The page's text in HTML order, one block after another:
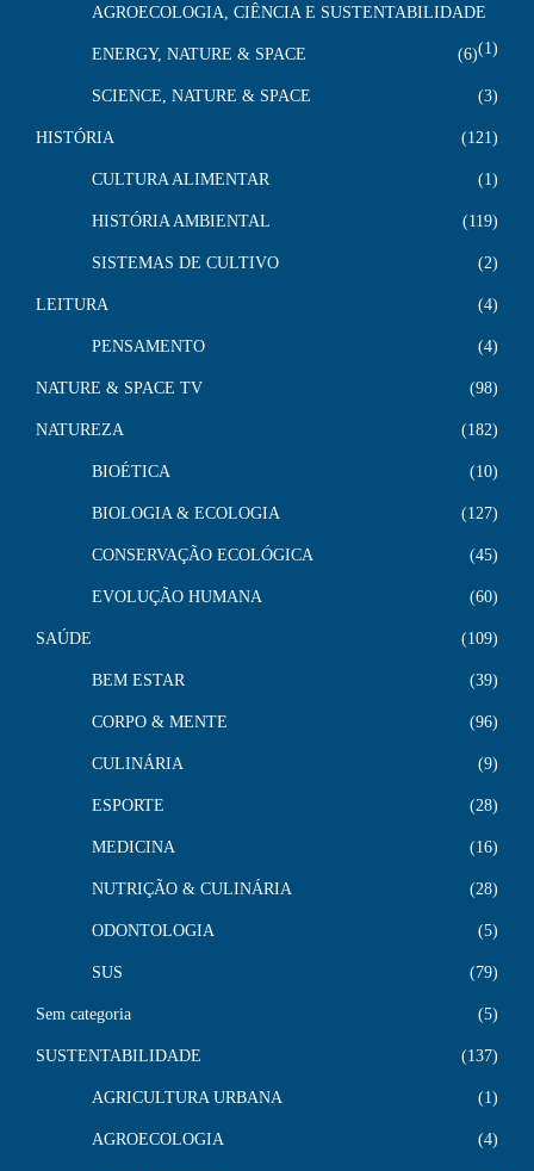
AGROECOLOGIA, CIÊNCIA E SUSTENTABILIDADE
1
ENERGY, NATURE & SPACE 6
SCIENCE, NATURE & SPACE 3
HISTÓRIA 121
CULTURA ALIMENTAR 1
HISTÓRIA AMBIENTAL 119
SISTEMAS DE CULTIVO 2
LEITURA 4
PENSAMENTO 4
NATURE & SPACE TV 98
NATUREZA 182
BIOÉTICA 10
BIOLOGIA & ECOLOGIA 127
CONSERVAÇÃO ECOLÓGICA 45
EVOLUÇÃO HUMANA 60
SAÚDE 109
BEM ESTAR 39
CORPO & MENTE 96
CULINÁRIA 9
ESPORTE 28
MEDICINA 16
NUTRIÇÃO & CULINÁRIA 28
ODONTOLOGIA 5
SUS 79
Sem categoria 5
SUSTENTABILIDADE 137
AGRICULTURA URBANA 1
AGROECOLOGIA 4